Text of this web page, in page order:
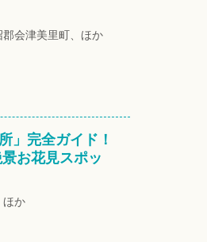
会津美里町、ほか
」完全ガイド！
お花見スポッ
ほか